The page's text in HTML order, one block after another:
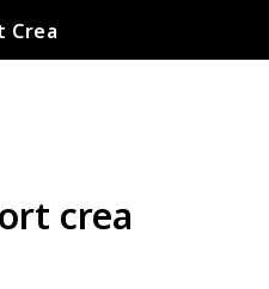
Crea
crea